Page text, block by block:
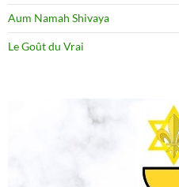
Aum Namah Shivaya
Le Goût du Vrai